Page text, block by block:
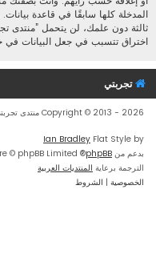
المدخلة كلها سابقًا في قاعدة
اختراق تتسبب في جعل البيانات في
تجربتي
Copyright © 2013 - 2026 منتدى تجربتي All rights reserved.
Flat Style by
Ian Bradley
بدعم من phpBB
® Forum Software © phpBB Limited
الترجمة برعاية المنتديات العربية
الخصوصية | الشروط